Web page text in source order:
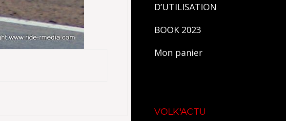
D’UTILISATION
BOOK 2023
Mon panier
VOLK'ACTU